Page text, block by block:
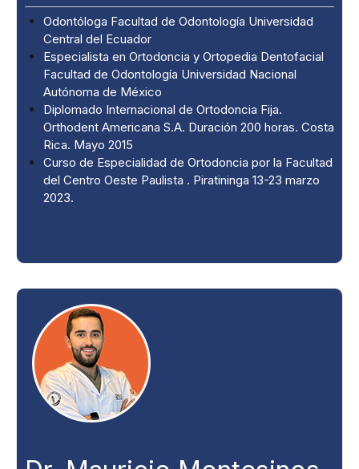
Odontóloga Facultad de Odontología Universidad
Central del Ecuador
Especialista en Ortodoncia y Ortopedia Dentofacial
Facultad de Odontología Universidad Nacional
Autónoma de México
Diplomado Internacional de Ortodoncia Fija.
Orthodent Americana S.A. Duración 200 horas. Costa
Rica. Mayo 2015
Curso de Especialidad de Ortodoncia por la Facultad
del Centro Oeste Paulista . Piratininga 13-23 marzo
2023.